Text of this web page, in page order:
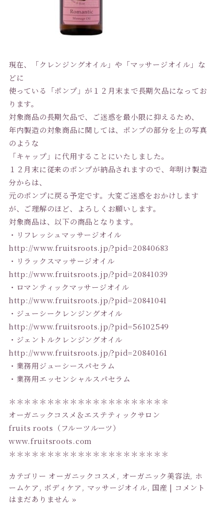
現在、「クレンジングオイル」や「マッサージオイル」な
どに
使っている「ポンプ」が１２月末まで長期欠品になってお
ります。
対象商品の長期欠品で、ご迷惑を最小限に抑えるため、
年内製造の対象商品に関しては、ポンプの部分を上の写真
のような
「キャップ」に代用することにいたしました。
１２ 月末に従来のポンプが納品されますので、年明け製造
分からは、
元のポンプに戻る予定です。大変ご迷惑をおかけします
が、ご理解のほど、よろしくお願いします。
対象商品は、以下の商品となります。
・リフレッシュマッサージオイル
http://www.fruitsroots.jp/?pid=20840683
・リラックスマッサージオイル
http://www.fruitsroots.jp/?pid=20841039
・ロマンティックマッサージオイル
http://www.fruitsroots.jp/?pid=20841041
・ジューシークレンジングオイル
http://www.fruitsroots.jp/?pid=56102549
・ジェントルクレンジングオイル
http://www.fruitsroots.jp/?pid=20840161
・業務用ジューシースパセラム
・業務用エッセンシャルスパセラム
＊＊＊＊＊＊＊＊＊＊＊＊＊＊＊＊＊＊＊＊＊
オーガニックコスメ＆エステティックサロン
fruits roots（フルーツルーツ）
www.fruitsroots.com
＊＊＊＊＊＊＊＊＊＊＊＊＊＊＊＊＊＊＊＊＊
カテゴリー オーガニックコスメ , オーガニック美容法, ホ
ームケア, ボディケア, マッサージオイル, 国産 | コメント
はまだありません »